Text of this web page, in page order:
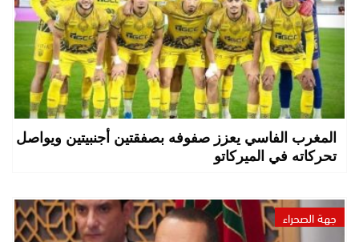
المغرب الفاسي يعزز صفوفه بصفقتين أجنبيتين ويواصل
تحركاته في الميركاتو
جهة الصحراء